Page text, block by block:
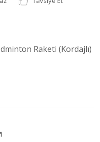
Raketi (Kordajlı)